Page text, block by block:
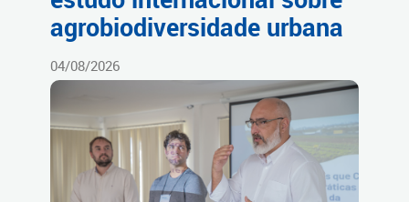
agrobiodiversidade urbana
04/08/2026